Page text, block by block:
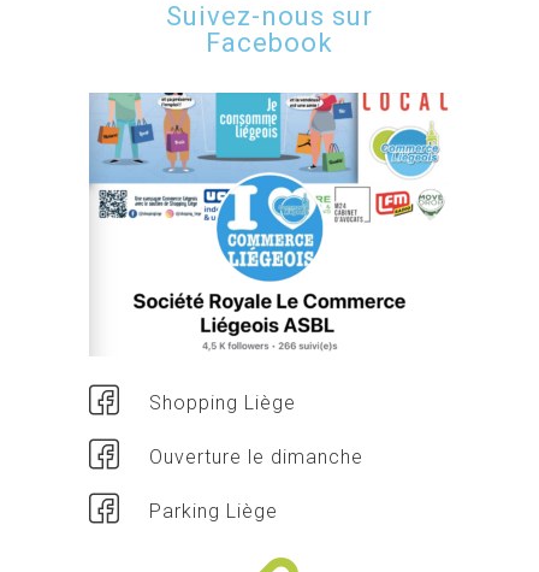
Suivez-nous sur
Facebook
Shopping Liège
Ouverture le dimanche
Parking Liège